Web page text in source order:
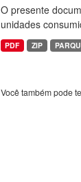
O presente
unidades
PDF ZIP
Você também pode